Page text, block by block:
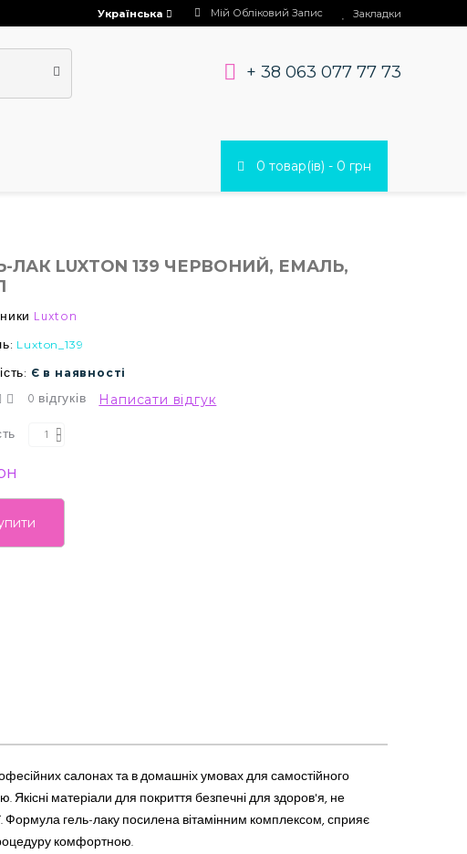
Закладки
Мій Обліковий Запис
Українська
+ 38 063 077 77 73
0 товар(ів) - 0 грн
ЛАК LUXTON 139 ЧЕРВОНИЙ, ЕМАЛЬ,
Luxton
Luxton_139
Є в наявності
0 відгуків Написати відгук
салонах та в домашніх умовах для самостійного
матеріали для покриття безпечні для здоров'я, не
Формула гель-лаку посилена вітамінним комплексом, сприяє
комфортною.